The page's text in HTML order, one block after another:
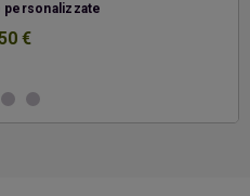
personalizzate
€